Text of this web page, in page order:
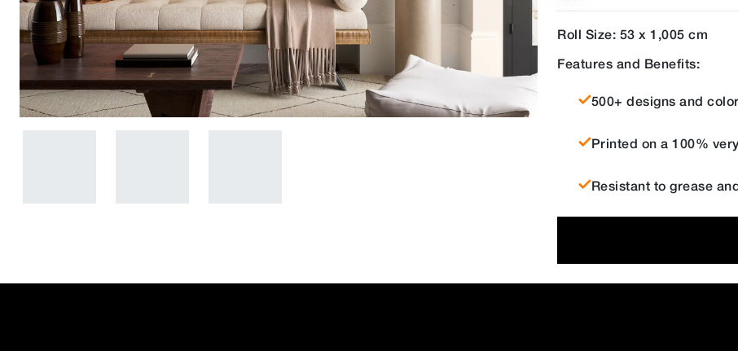
Roll Size: 53 x 1,005 cm
Features and Benefits:
500+ designs and
Printed on a 100%
Resistant to grease